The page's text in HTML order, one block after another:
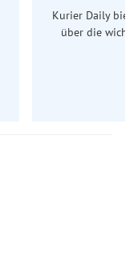
Kurier Daily
über die